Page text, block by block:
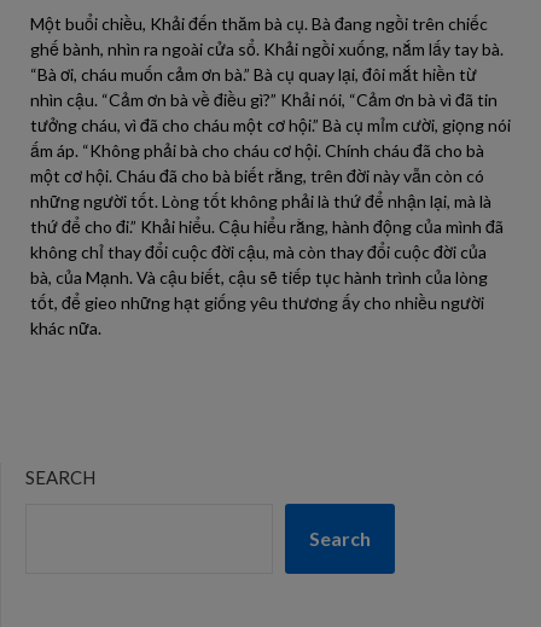
Một buổi chiều, Khải đến thăm bà cụ. Bà đang ngồi trên chiếc
ghế bành, nhìn ra ngoài cửa sổ. Khải ngồi xuống, nắm lấy tay bà.
“Bà ơi, cháu muốn cảm ơn bà.” Bà cụ quay lại, đôi mắt hiền từ
nhìn cậu. “Cảm ơn bà về điều gì?” Khải nói, “Cảm ơn bà vì đã tin
tưởng cháu, vì đã cho cháu một cơ hội.” Bà cụ mỉm cười, giọng nói
ấm áp. “Không phải bà cho cháu cơ hội. Chính cháu đã cho bà
một cơ hội. Cháu đã cho bà biết rằng, trên đời này vẫn còn có
những người tốt. Lòng tốt không phải là thứ để nhận lại, mà là
thứ để cho đi.” Khải hiểu. Cậu hiểu rằng, hành động của mình đã
không chỉ thay đổi cuộc đời cậu, mà còn thay đổi cuộc đời của
bà, của Mạnh. Và cậu biết, cậu sẽ tiếp tục hành trình của lòng
tốt, để gieo những hạt giống yêu thương ấy cho nhiều người
khác nữa.
SEARCH
Search